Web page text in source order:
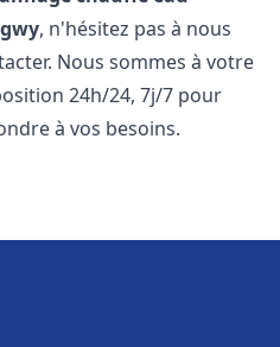
, n'hésitez pas à nous
Nous sommes à votre
24h/24, 7j/7 pour
à vos besoins.